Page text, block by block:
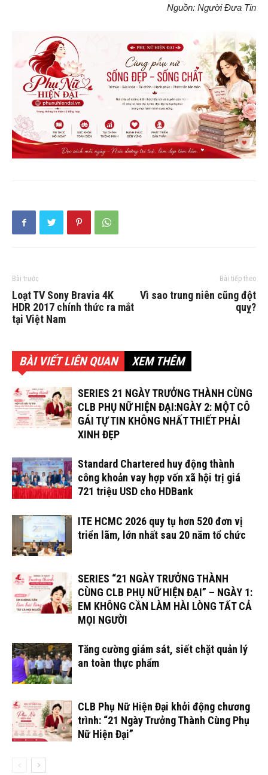
Nguồn: Người Đưa Tin
Bài trước
Loạt TV Sony Bravia 4K
HDR 2017 chính thức ra mắt
tại Việt Nam
Bài tiếp theo
Vì sao trung niên cũng đột
quỵ?
BÀI VIẾT LIÊN QUAN XEM THÊM
SERIES 21 NGÀY TRƯỞNG THÀNH CÙNG
CLB PHỤ NỮ HIỆN ĐẠI:NGÀY 2: MỘT CÔ
GÁI TỰ TIN KHÔNG NHẤT THIẾT PHẢI
XINH ĐẸP
Standard Chartered huy động thành
công khoản vay hợp vốn xã hội trị giá
721 triệu USD cho HDBank
ITE HCMC 2026 quy tụ hơn 520 đơn vị
triển lãm, lớn nhất sau 20 năm tổ chức
SERIES “21 NGÀY TRƯỞNG THÀNH
CÙNG CLB PHỤ NỮ HIỆN ĐẠI” – NGÀY 1:
EM KHÔNG CẦN LÀM HÀI LÒNG TẤT CẢ
MỌI NGƯỜI
Tăng cường giám sát, siết chặt quản lý
an toàn thực phẩm
CLB Phụ Nữ Hiện Đại khởi động chương
trình: “21 Ngày Trưởng Thành Cùng Phụ
Nữ Hiện Đại”